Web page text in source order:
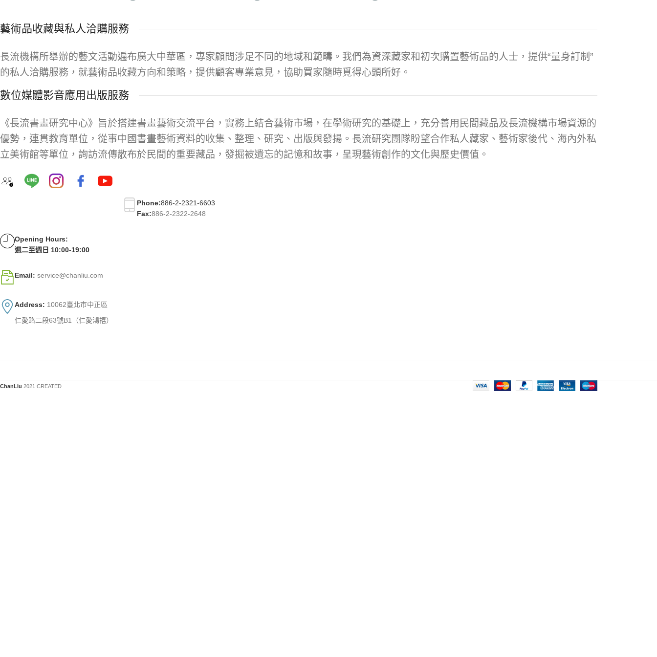
藝術品收藏與私人洽購服務
長流機構所舉辦的藝文活動遍布廣大中華區，專家顧問涉足不同的地域和範疇。我們為資深藏家和初次購置藝術品的人士，提供“量身訂制”
的私人洽購服務，就藝術品收藏方向和策略，提供顧客專業意見，協助買家隨時覓得心頭所好。
數位媒體影音應用出版服務
《長流書畫研究中心》旨於搭建書畫藝術交流平台，實務上結合藝術市場，在學術研究的基礎上，充分善用民間藏品及長流機構市場資源的
優勢，連貫教育單位，從事中國書畫藝術資料的收集、整理、研究、出版與發揚。長流研究團隊盼望合作私人藏家、藝術家後代、海內外私
立美術館等單位，詢訪流傳散布於民間的重要藏品，發掘被遺忘的記憶和故事，呈現藝術創作的文化與歷史價值。
Phone:886-2-2321-6603
Fax:886-2-2322-2648
Opening Hours:
週二至週日 10:00-19:00
Email: service@chanliu.com
Address: 10062臺北市中正區
仁愛路二段63號B1（仁愛鴻禧）
ChanLiu 2021 CREATED